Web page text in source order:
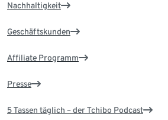
Nachhaltigkeit
Geschäftskunden
Affiliate Programm
Presse
5 Tassen täglich – der Tchibo Podcast